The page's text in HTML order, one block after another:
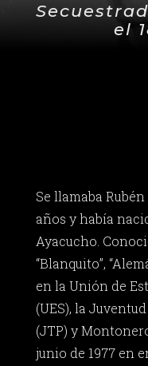
el
Se llamaba
años y había
Ayacucho.
“Blanquito”,
en la Unión de
(UES), la
(JTP) y
junio de 1977 en